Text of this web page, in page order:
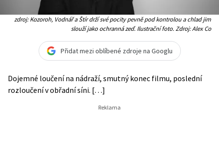
zdroj: Kozoroh, Vodnář a Štír drží své pocity pevně pod kontrolou a chlad jim
slouží jako ochranná zeď. Ilustrační foto. Zdroj: Alex Co
Přidat mezi oblíbené zdroje na Googlu
Dojemné loučení na nádraží, smutný konec filmu, poslední
rozloučení v obřadní síni. […]